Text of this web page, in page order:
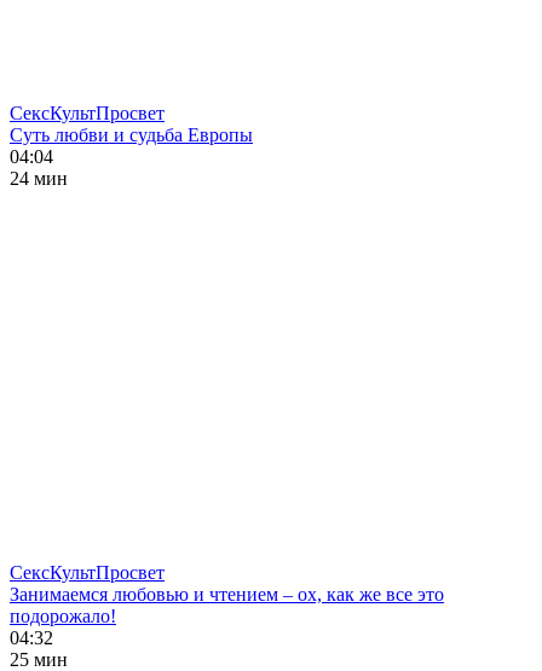
СексКультПросвет
Суть любви и судьба Европы
04:04
24 мин
СексКультПросвет
Занимаемся любовью и чтением – ох, как же все это
подорожало!
04:32
25 мин